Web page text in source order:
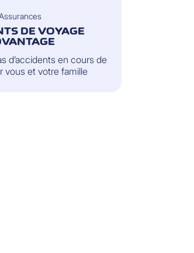
DE VOYAGE
d’accidents en cours de
vous et votre famille